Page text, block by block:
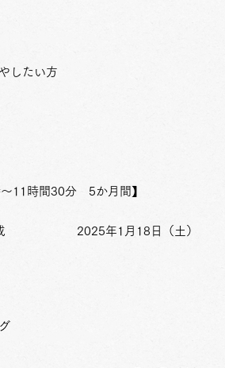
したい方
11時間30分 5か月間】
構成 2025年1月18日（土）